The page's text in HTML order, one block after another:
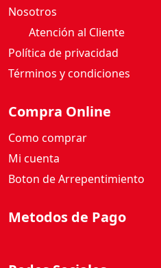
Nosotros
Atención al Cliente
Política de privacidad
Términos y condiciones
Compra Online
Como comprar
Mi cuenta
Boton de Arrepentimiento
Metodos de Pago